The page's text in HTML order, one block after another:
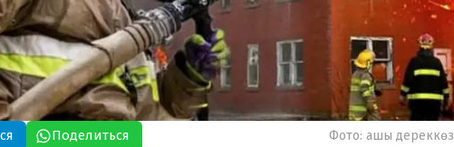
Поделиться Фото: ашық дереккөз